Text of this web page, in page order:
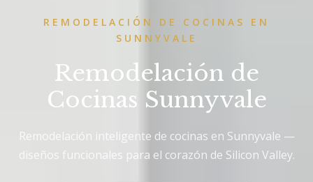
REMODELACIÓN DE COCINAS EN
SUNNYVALE
Remodelación de
Cocinas Sunnyvale
Remodelación inteligente de cocinas en Sunnyvale —
diseños funcionales para el corazón de Silicon Valley.